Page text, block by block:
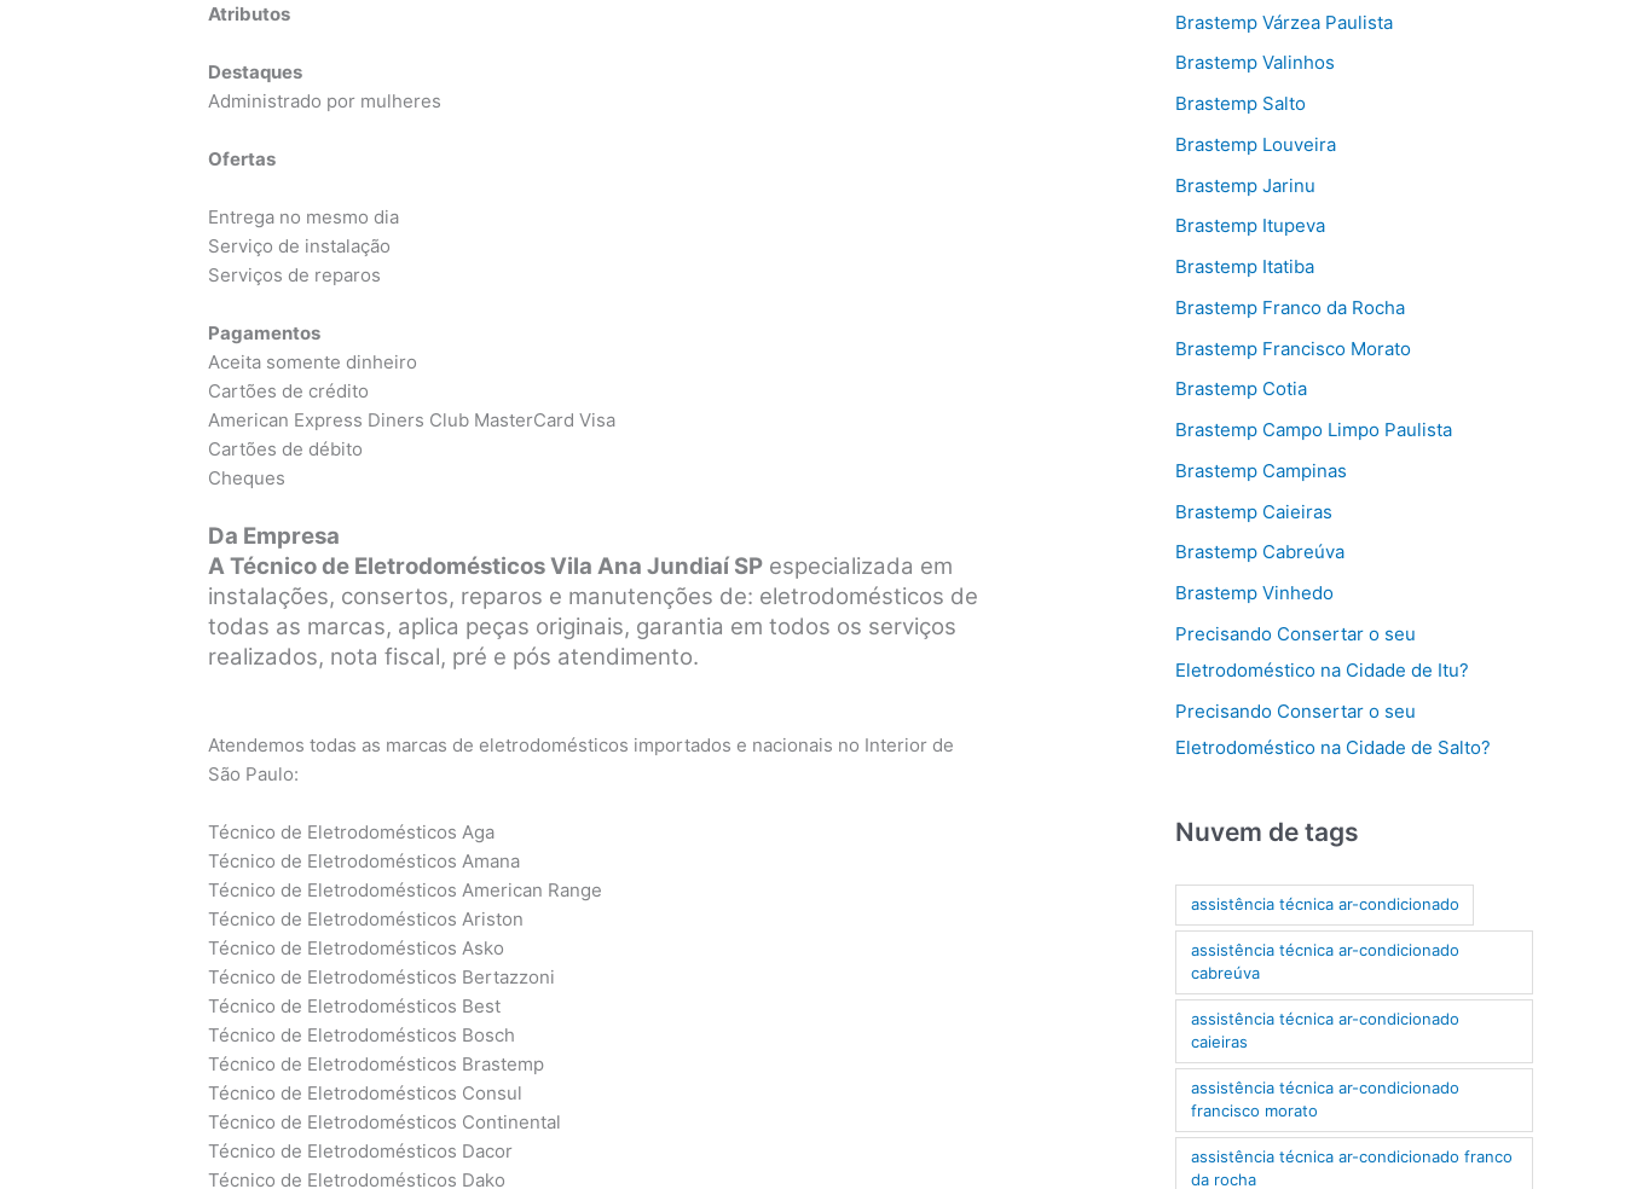
Atributos
Destaques
Administrado por mulheres
Ofertas
Entrega no mesmo dia
Serviço de instalação
Serviços de reparos
Pagamentos
Aceita somente dinheiro
Cartões de crédito
American Express Diners Club MasterCard Visa
Cartões de débito
Cheques
Da Empresa
A Técnico de Eletrodomésticos Vila Ana Jundiaí SP especializada em
instalações, consertos, reparos e manutenções de: eletrodomésticos de
todas as marcas, aplica peças originais, garantia em todos os serviços
realizados, nota fiscal, pré e pós atendimento.
Atendemos todas as marcas de eletrodomésticos importados e nacionais no Interior de
São Paulo:
Técnico de Eletrodomésticos Aga
Técnico de Eletrodomésticos Amana
Técnico de Eletrodomésticos American Range
Técnico de Eletrodomésticos Ariston
Técnico de Eletrodomésticos Asko
Técnico de Eletrodomésticos Bertazzoni
Técnico de Eletrodomésticos Best
Técnico de Eletrodomésticos Bosch
Técnico de Eletrodomésticos Brastemp
Técnico de Eletrodomésticos Consul
Técnico de Eletrodomésticos Continental
Técnico de Eletrodomésticos Dacor
Técnico de Eletrodomésticos Dako
Brastemp Várzea Paulista
Brastemp Valinhos
Brastemp Salto
Brastemp Louveira
Brastemp Jarinu
Brastemp Itupeva
Brastemp Itatiba
Brastemp Franco da Rocha
Brastemp Francisco Morato
Brastemp Cotia
Brastemp Campo Limpo Paulista
Brastemp Campinas
Brastemp Caieiras
Brastemp Cabreúva
Brastemp Vinhedo
Precisando Consertar o seu
Eletrodoméstico na Cidade de Itu?
Precisando Consertar o seu
Eletrodoméstico na Cidade de Salto?
Nuvem de tags
assistência técnica ar-condicionado
assistência técnica ar-condicionado
cabreúva
assistência técnica ar-condicionado
caieiras
assistência técnica ar-condicionado
francisco morato
assistência técnica ar-condicionado franco
da rocha